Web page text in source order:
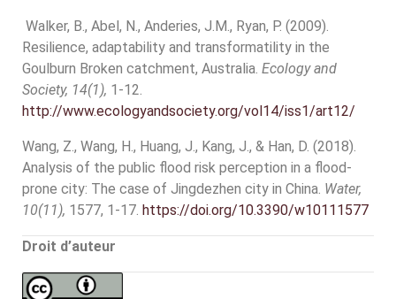
Walker, B., Abel, N., Anderies, J.M., Ryan, P. (2009).
Resilience, adaptability and transformatility in the
Goulburn Broken catchment, Australia. Ecology and
Society, 14(1), 1-12.
http://www.ecologyandsociety.org/vol14/iss1/art12/
Wang, Z., Wang, H., Huang, J., Kang, J., & Han, D. (2018).
Analysis of the public flood risk perception in a flood-
prone city: The case of Jingdezhen city in China. Water,
10(11), 1577, 1-17. https://doi.org/10.3390/w10111577
Droit d’auteur